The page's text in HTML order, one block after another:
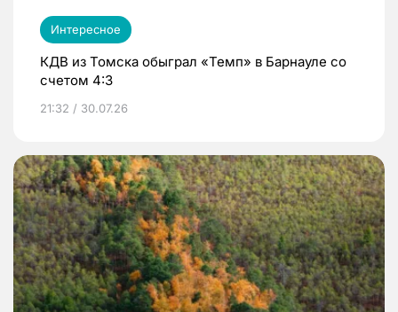
Интересное
КДВ из Томска обыграл «Темп» в Барнауле со
счетом 4:3
21:32 / 30.07.26